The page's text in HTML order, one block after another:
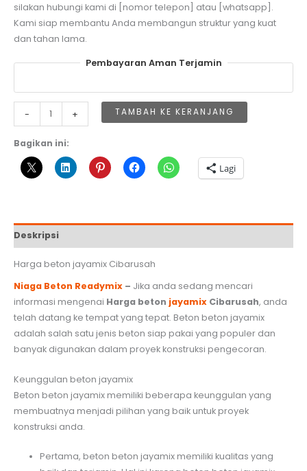
silakan hubungi kami di [nomor telepon] atau [whatsapp].
Kami siap membantu Anda membangun struktur yang kuat
dan tahan lama.
Pembayaran Aman Terjamin
-
Kuantitas
Harga
Beton
Jayamix
Cibarusah
+ TAMBAH KE KERANJANG
Bagikan ini:
Lagi
Deskripsi
Harga beton jayamix Cibarusah
Niaga Beton Readymix– Jika anda sedang mencari
informasi mengenai Harga beton jayamixCibarusah, anda
telah datang ke tempat yang tepat. Beton beton jayamix
adalah salah satu jenis beton siap pakai yang populer dan
banyak digunakan dalam proyek konstruksi pengecoran.
Keunggulan beton jayamix
Beton beton jayamix memiliki beberapa keunggulan yang
membuatnya menjadi pilihan yang baik untuk proyek
konstruksi anda.
Pertama, beton beton jayamix memiliki kualitas yang